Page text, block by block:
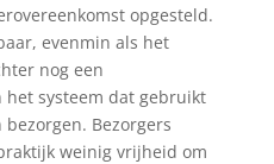
opgesteld.
evenmin als het
nog een
het systeem dat gebruikt
Bezorgers
weinig vrijheid om